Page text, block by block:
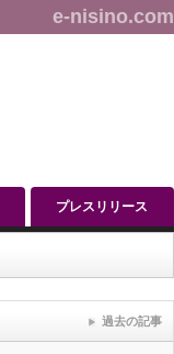
e-nisino.com
プレスリリース
過去の記事